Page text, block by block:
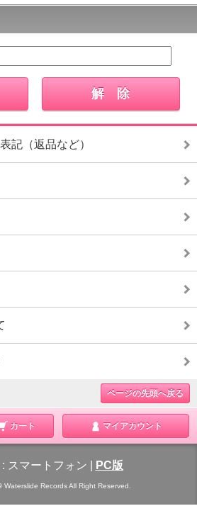
記（返品など）
ページの先頭へ戻る
カート マイアカウント
スマートフォン PC版
Waterslide Records All Right Reserved.